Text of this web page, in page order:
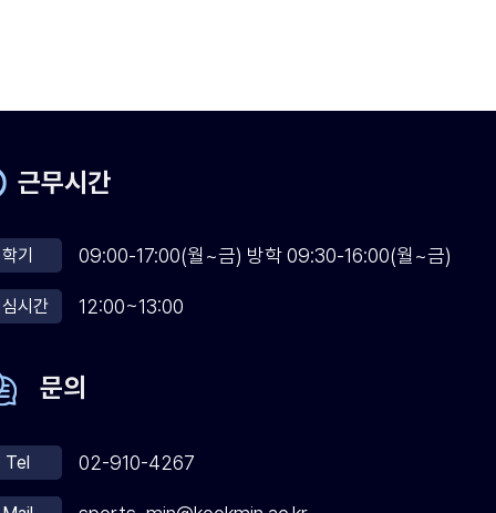
근무시간
학기 09:00-17:00(월~금) 방학 09:30-16:00(월~금)
시간 12:00~13:00
문의
Tel 02-910-4267